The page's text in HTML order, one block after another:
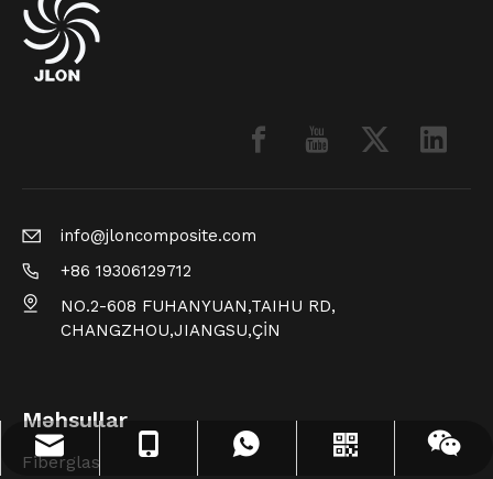
info@jloncomposite.com
+86 19306129712
NO.2-608 FUHANYUAN,TAIHU RD,
CHANGZHOU,JIANGSU,ÇİN
Məhsullar
Fiberglas
info@jloncomposite.com
+86 19306129712
+86 19306129712
Whatsapp
Wechat